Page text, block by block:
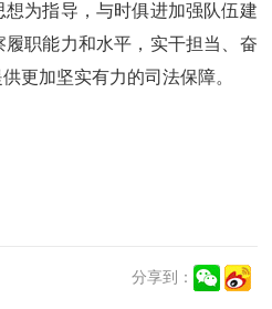
为指导，与时俱进加强队伍建
职能力和水平，实干担当、奋
更加坚实有力的司法保障。
分享到：